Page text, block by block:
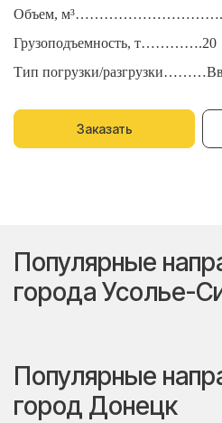
Объем,
Грузоподъемность, т………….20
Тип погрузки/
Заказать
Популярные
города Усолье-
Популярные
город Донецк